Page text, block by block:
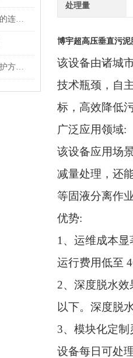
真空皮带脱水机：工业固液分离的连续化解决方案
橡胶带式真空过滤机，橡胶带维护方法！
处理量
博宇超高压垂直污泥
该设备由诸城
技术瓶颈，自
标，高效降低
广泛应用领域:
该设备应用场
减量处理，还
等固液分离作
优势:
1、 运维成本显
运行费用低至
2、 深度脱水效
以下。深度脱
3、 模块化定制
设备每日可处